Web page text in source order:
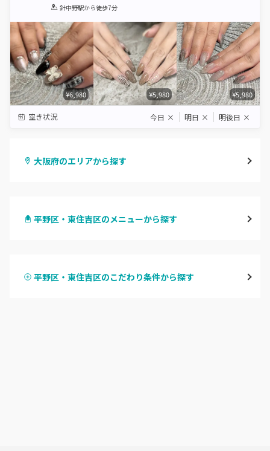
1 2 3 4 5
針中野駅から徒歩7分
¥6,980 ¥5,980 ¥5,980
空き状況 今日 × 明日 × 明後日 ×
大阪府のエリアから探す
心斎橋・南船場・アメ村
平野区・東住吉区のメニューから探す
ハンドスカルプ
平野区・東住吉区のこだわり条件から探す